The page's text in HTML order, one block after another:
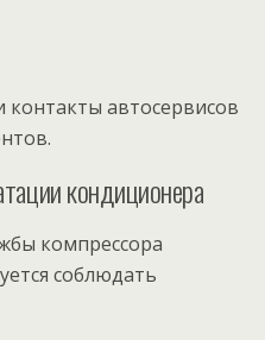
автосервисов
кондиционера
компрессора
соблюдать